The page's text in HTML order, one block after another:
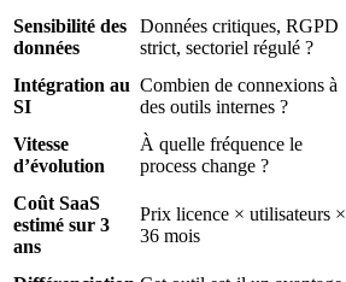
Sensibilité des
données
Données critiques, RGPD
strict, sectoriel régulé ?
Intégration au
SI
Combien de connexions à
des outils internes ?
Vitesse
d’évolution
À quelle fréquence le
process change ?
Coût SaaS
estimé sur 3
ans
Prix licence × utilisateurs ×
36 mois